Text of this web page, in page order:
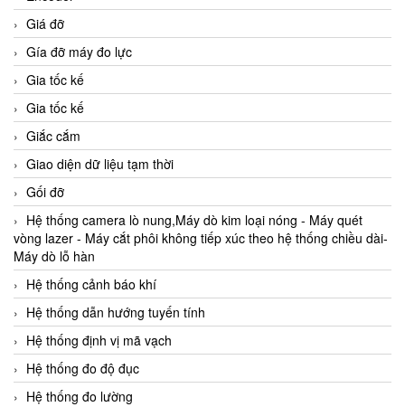
Giá đỡ
Gía đỡ máy đo lực
Gia tốc kế
Gia tốc kế
Giắc cắm
Giao diện dữ liệu tạm thời
Gối đỡ
Hệ thống camera lò nung,Máy dò kim loại nóng - Máy quét
vòng lazer - Máy cắt phôi không tiếp xúc theo hệ thống chiều dài-
Máy dò lỗ hàn
Hệ thống cảnh báo khí
Hệ thống dẫn hướng tuyến tính
Hệ thống định vị mã vạch
Hệ thống đo độ đục
Hệ thống đo lường